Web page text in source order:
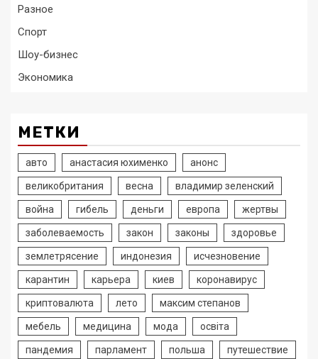
Разное
Спорт
Шоу-бизнес
Экономика
МЕТКИ
авто анастасия юхименко анонс
великобритания весна владимир зеленский
война гибель деньги европа жертвы
заболеваемость закон законы здоровье
землетрясение индонезия исчезновение
карантин карьера киев коронавирус
криптовалюта лето максим степанов
мебель медицина мода освіта
пандемия парламент польша путешествие